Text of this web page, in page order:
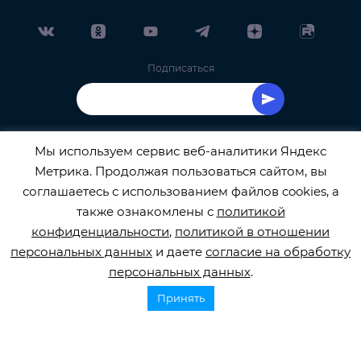
Подписаться
ОФИЦИАЛЬНЫЙ ОПЕРАТОР ОБРАБОТКИ
ПЕРСОНАЛЬНЫХ ДАННЫХ РЕГИСТРАЦИОННЫЙ
НОМЕР 77-22-133540
Мы используем сервис веб-аналитики Яндекс
Метрика. Продолжая пользоваться сайтом, вы
соглашаетесь с использованием файлов cookies, а
также ознакомлены с политикой
конфиденциальности, политикой в отношении
персональных данных и даете согласие на обработку
персональных данных.
Принять